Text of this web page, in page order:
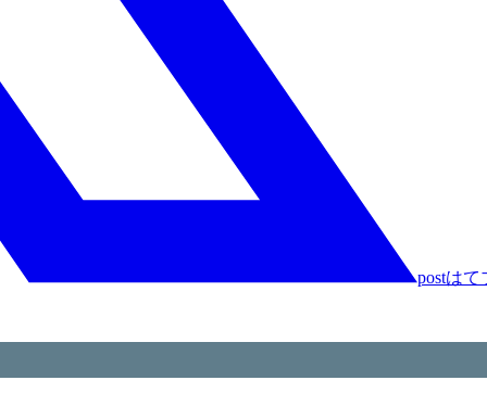
postはて